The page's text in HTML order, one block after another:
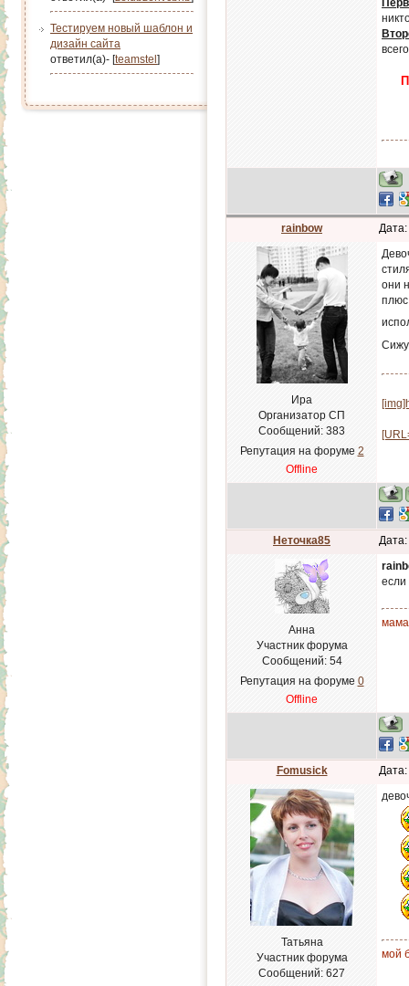
Тестируем новый шаблон и
дизайн сайта
ответил(а)- [teamstel ]
rainbow
Ира
Организатор СП
Сообщений: 383
Репутация на форуме 2
Offline
они
плюс
Неточка85
Анна
Участник форума
Сообщений: 54
Репутация на форуме 0
Offline
если
Fomusick
Татьяна
Участник форума
Сообщений: 627
мой